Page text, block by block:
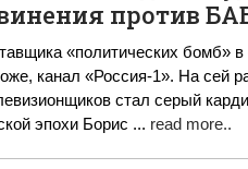
против
«политических бомб» в
канал «Россия-1». На сей
стал серый
эпохи Борис ... read more..